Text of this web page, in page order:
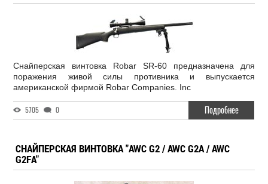
Снайперская винтовка Robar SR-60 предназначена для
поражения живой силы противника и выпускается
американской фирмой Robar Companies. Inc
5705 0 Подробнее
СНАЙПЕРСКАЯ ВИНТОВКА "AWC G2 / AWC G2A / AWC
G2FA"